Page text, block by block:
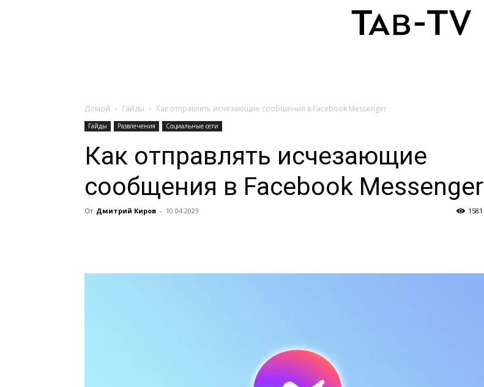
Домой Гайды Как отправлять исчезающие сообщения в Facebook Messenger
Гайды Развлечения Социальные сети
Как отправлять исчезающие
сообщения в Facebook Messenger
От Дмитрий Киров - 10.04.2023 1581